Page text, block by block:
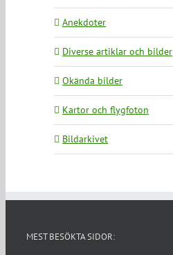
Anekdoter
Diverse artiklar och bilder
Okända bilder
Kartor och flygfoton
Bildarkivet
MEST BESÖKTA SIDOR: